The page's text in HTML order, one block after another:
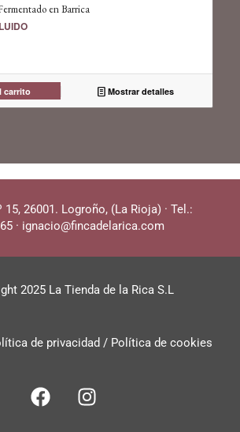
en Barrica
carrito Mostrar detalles
15, 26001. Logroño, (La Rioja)· Tel.:
· ignacio@fincadelarica.com
2025 La Tienda de la Rica S.L
de privacidad / Política de cookies